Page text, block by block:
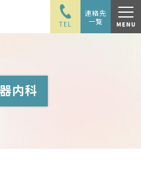
TEL
連絡先
一覧
内科